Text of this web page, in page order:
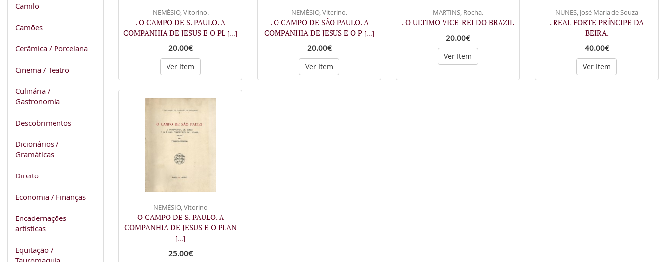
Camilo
Camões
Cerâmica / Porcelana
Cinema / Teatro
Culinária /
Gastronomia
Descobrimentos
Dicionários /
Gramáticas
Direito
Economia / Finanças
Encadernações
artísticas
Equitação /
Tauromaquia
NEMÉSIO, Vitorino.
. O CAMPO DE S. PAULO. A
COMPANHIA DE JESUS E O PL [...]
20.00€
Ver Item
NEMÉSIO, Vitorino.
. O CAMPO DE SÃO PAULO. A
COMPANHIA DE JESUS E O P [...]
20.00€
Ver Item
MARTINS, Rocha.
. O ULTIMO VICE-REI DO BRAZIL
20.00€
Ver Item
NUNES, José Maria de Souza
. REAL FORTE PRÍNCIPE DA
BEIRA.
40.00€
Ver Item
NEMÉSIO, Vitorino
O CAMPO DE S. PAULO. A
COMPANHIA DE JESUS E O PLAN
[...]
25.00€